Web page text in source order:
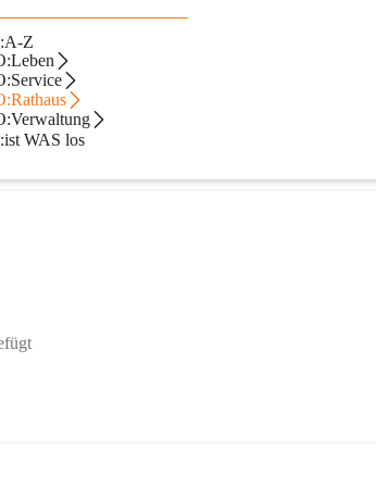
Z
WAS los
35 Mitgliedern zusammen.